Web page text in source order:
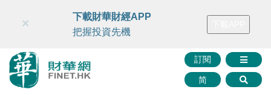
財華智庫網 FINTV FINMETA 財華證券 媒體矩陣
訂閱
简
×
下載財華財經APP
把握投資先機